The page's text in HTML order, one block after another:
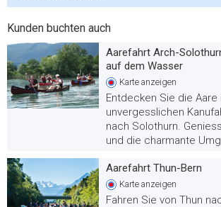
Kunden buchten auch
Aarefahrt Arch-
auf dem Wasser
Karte anzeigen
Entdecken Sie die
unvergesslichen
nach Solothurn.
und die charmante
Aarefahrt Thun-Bern
Karte anzeigen
Fahren Sie von Thun